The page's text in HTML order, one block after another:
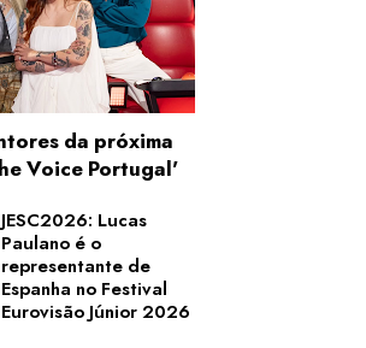
da próxima
Voice Portugal'
JESC2026: Lucas
Paulano é o
representante de
Espanha no Festival
Eurovisão Júnior 2026